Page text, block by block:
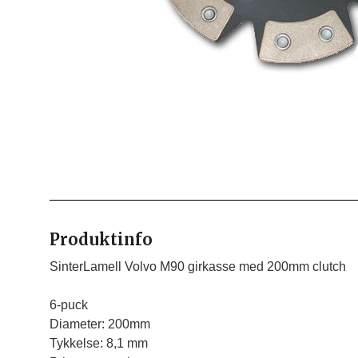
Produktinfo
SinterLamell Volvo M90 girkasse med 200mm clutch
6-puck
Diameter: 200mm
Tykkelse: 8,1 mm